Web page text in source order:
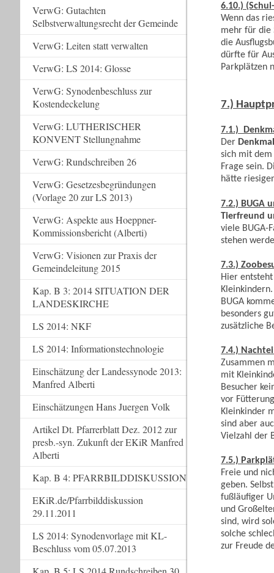
6.10.)
Wenn das
mehr für die
die
dürfte für
Parkplätzen
7.)
7.1.)
Der
sich mit
Frage sein.
hätte
7.2.) BUGA
Tierfreund
viele BUGA-
stehen
7.3.)
Hier
BUGA
besonders
zusätzliche
7.4.)
Zusammen
mit
Besucher
vor
Kleinkinder
sind aber
Vielzahl der
7.5.)
Freie und
geben.
fußläufiger
und
sind, wird
solche
zur Freude
VerwG: Gutachten
Selbstverwaltungsrecht der Gemeinde
VerwG: Leiten statt verwalten
VerwG: LS 2014: Glosse
VerwG: Synodenbeschluss zur
Kostendeckelung
VerwG: LUTHERISCHER
KONVENT Stellungnahme
VerwG: Rundschreiben 26
VerwG: Gesetzesbegründungen
(Vorlage 20 zur LS 2013)
VerwG: Aspekte aus Hoeppner-
Kommissionsbericht (Alberti)
VerwG: Visionen zur Praxis der
Gemeindeleitung 2015
Kap. B 3: 2014 SITUATION DER
LANDESKIRCHE
LS 2014: NKF
LS 2014: Informationstechnologie
Einschätzung der Landessynode 2013:
Manfred Alberti
Einschätzungen Hans Juergen Volk
Artikel Dt. Pfarrerblatt Dez. 2012 zur
presb.-syn. Zukunft der EKiR Manfred
Alberti
Kap. B 4: PFARRBILDDISKUSSION
EKiR.de/Pfarrbilddiskussion
29.11.2011
LS 2014: Synodenvorlage mit KL-
Beschluss vom 05.07.2013